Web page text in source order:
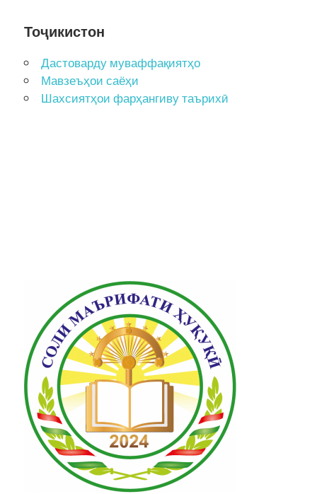
Тоҷикистон
Дастоварду муваффақиятҳо
Мавзеъҳои саёҳи
Шахсиятҳои фарҳангиву таърихӣ